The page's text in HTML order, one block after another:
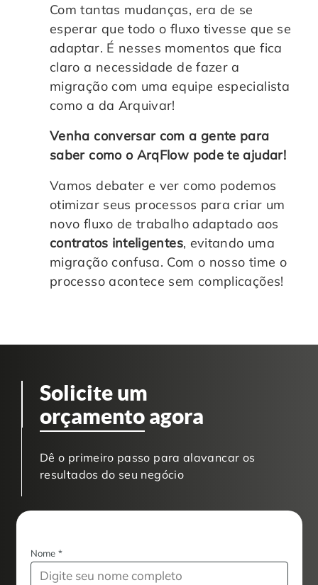
Com tantas mudanças, era de se
esperar que todo o fluxo tivesse que se
adaptar. É nesses momentos que fica
claro a necessidade de fazer a
migração com uma equipe especialista
como a da Arquivar!
Venha conversar com a gente para
saber como o ArqFlow pode te ajudar!
Vamos debater e ver como podemos
otimizar seus processos para criar um
novo fluxo de trabalho adaptado aos
contratos inteligentes, evitando uma
migração confusa. Com o nosso time o
processo acontece sem complicações!
Solicite um
orçamento agora
Dê o primeiro passo para alavancar os
resultados do seu negócio
Nome *